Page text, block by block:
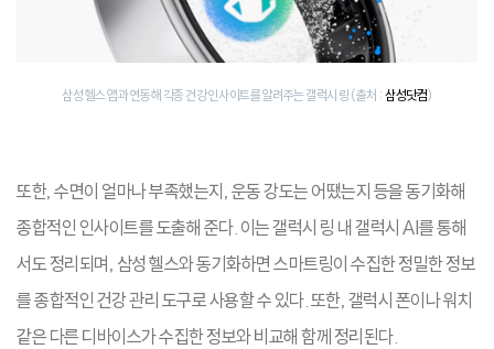
삼성 헬스 앱과 연동해 각종 건강 인사이트를 알려주는 갤럭시 링 (출처 :삼성닷컴)
또한, 수면이 얼마나 부족했는지, 운동 강도는 어땠는지 등을 동기화해
종합적인 인사이트를 도출해 준다. 이는 갤럭시 링 내 갤럭시 AI를 통해
서도 정리되며, 삼성 헬스와 동기화하면 스마트링이 수집한 정밀한 정보
를 종합적인 건강 관리 도구로 사용할 수 있다. 또한, 갤럭시 폰이나 워치
같은 다른 디바이스가 수집한 정보와 비교해 함께 정리된다.